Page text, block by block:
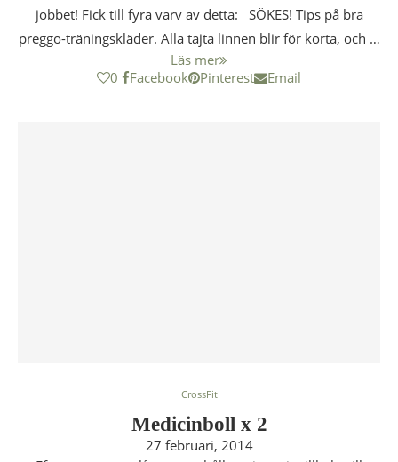
jobbet! Fick till fyra varv av detta: SÖKES! Tips på bra
preggo-träningskläder. Alla tajta linnen blir för korta, och …
Läs mer
0
Facebook Pinterest Email
CrossFit
Medicinboll x 2
27 februari, 2014